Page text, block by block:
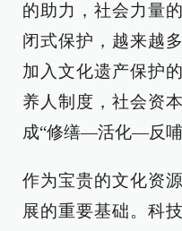
的助力，社会力量
闭式保护，越来越
加入文化遗产保护
养人制度，社会资
成“修缮—活化—反哺
作为宝贵的文化资
展的重要基础。科